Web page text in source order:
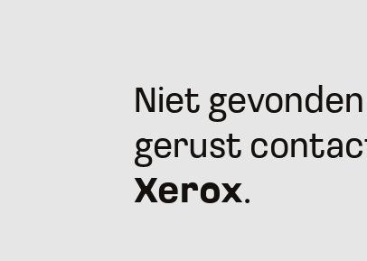
Niet
gerust
Xerox.